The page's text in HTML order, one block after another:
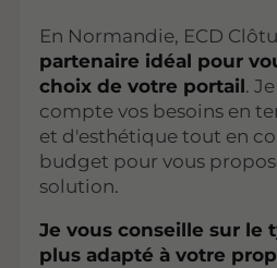
En Normandie, ECD
partenaire idéal pour
choix de votre portail.
compte vos besoins en
et d'esthétique tout en
budget pour vous
solution.
Je vous conseille sur le
plus adapté à votre